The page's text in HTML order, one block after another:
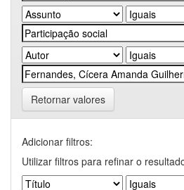
Retornar valores
Adicionar filtros:
Utilizar filtros para refinar o